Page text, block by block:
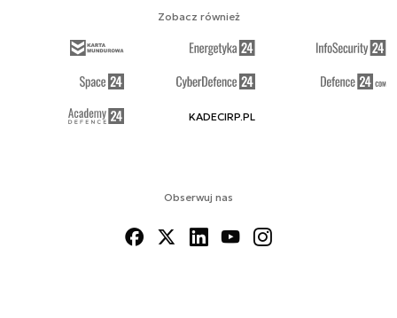
Obserwuj nas
Zobacz również
KADECIRP.PL